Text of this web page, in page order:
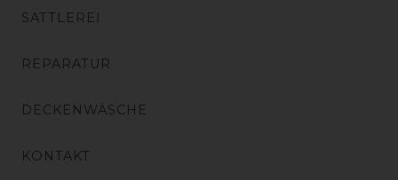
SATTLEREI
REPARATUR
DECKENWÄSCHE
KONTAKT